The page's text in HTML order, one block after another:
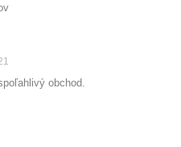
obchod.